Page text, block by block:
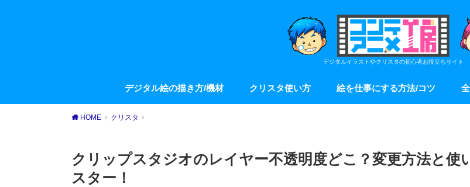
デジタルイラストやクリスタの初心者お役立ちサイト
デジタル絵の描き方/機材 クリスタ使い方 絵を仕事にする方法/コツ
HOME クリスタ
クリップスタジオのレイヤー不透明度どこ？変更方法と使
スター！